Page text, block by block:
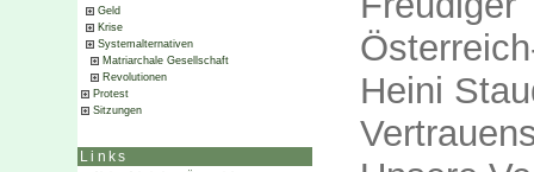
Geld
Krise
Systemalternativen
Matriarchale Gesellschaft
Revolutionen
Protest
Sitzungen
Links
Heini